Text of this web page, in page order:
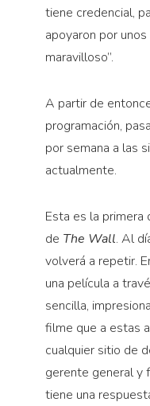
tiene credencial,
apoyaron por
maravilloso”.
A partir de
programación,
por semana a las
actualmente.
Esta es la primera
de The Wall. Al
volverá a repetir.
una película a
sencilla,
filme que a estas
cualquier sitio de
gerente general y
tiene una